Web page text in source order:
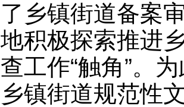
了乡镇街道备案
地积极探索推进
查工作“触角”。
乡镇街道规范性